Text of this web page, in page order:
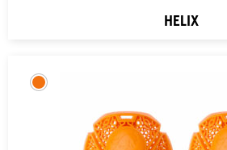
HELIX